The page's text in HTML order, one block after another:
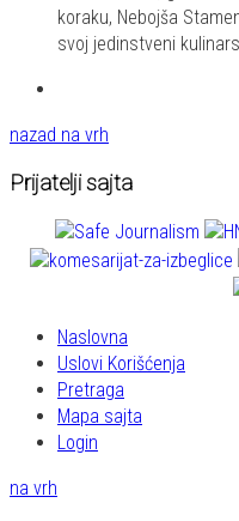
koraku, Nebojša
svoj jedinstveni
nazad na vrh
Prijatelji sajta
Naslovna
Uslovi Korišćenja
Pretraga
Mapa sajta
Login
na vrh